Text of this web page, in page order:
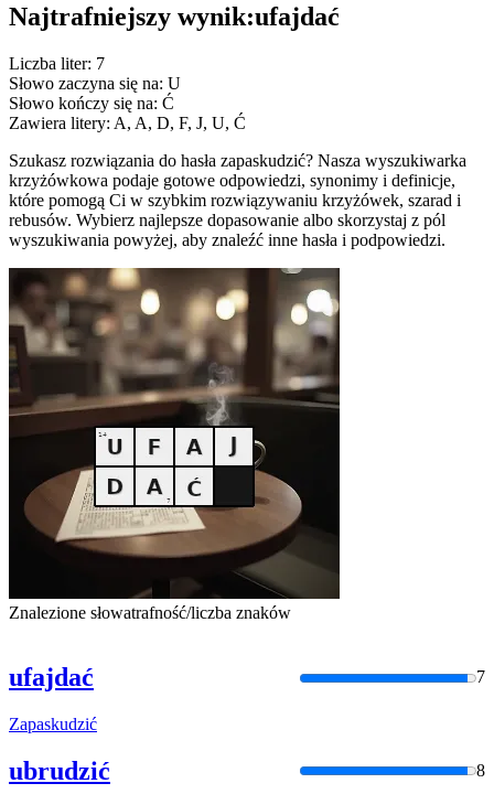
Najtrafniejszy wynik:ufajdać
Liczba liter: 7
Słowo zaczyna się na: U
Słowo kończy się na: Ć
Zawiera litery: A, A, D, F, J, U, Ć
Szukasz rozwiązania do hasła zapaskudzić? Nasza wyszukiwarka
krzyżówkowa podaje gotowe odpowiedzi, synonimy i definicje,
które pomogą Ci w szybkim rozwiązywaniu krzyżówek, szarad i
rebusów. Wybierz najlepsze dopasowanie albo skorzystaj z pól
wyszukiwania powyżej, aby znaleźć inne hasła i podpowiedzi.
Znalezione słowatrafność/liczba znaków
ufajdać 7
Zapaskudzić
ubrudzić 8